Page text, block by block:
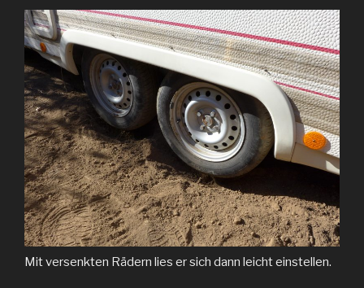
Mit versenkten Rädern lies er sich dann leicht einstellen.